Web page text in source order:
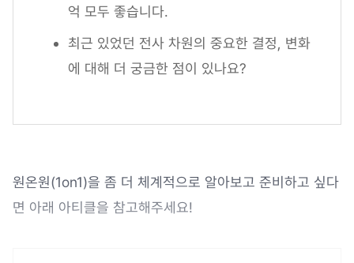
억 모두 좋습니다.
최근 있었던 전사 차원의 중요한 결정, 변화
에 대해 더 궁금한 점이 있나요?
원온원(1on1)을 좀 더 체계적으로 알아보고 준비하고 싶다
면 아래 아티클을 참고해주세요!